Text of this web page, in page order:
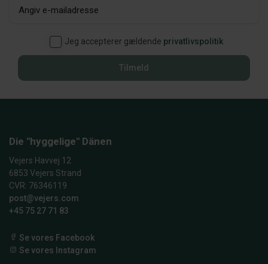
Jeg accepterer gældende privatlivspolitik
Tilmeld
Die "hyggelige" Dänen
Vejers Havvej 12
6853 Vejers Strand
CVR: 76346119
post@vejers.com
+45 75 27 71 83
Se vores Facebook
Se vores Instagram